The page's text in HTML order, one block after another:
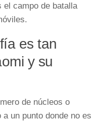
el campo de batalla
es tan
y su
de núcleos o
un punto donde no es